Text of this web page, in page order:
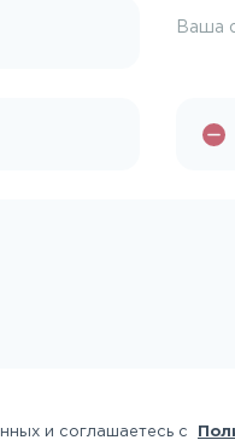
Ваша
и соглашаетесь с